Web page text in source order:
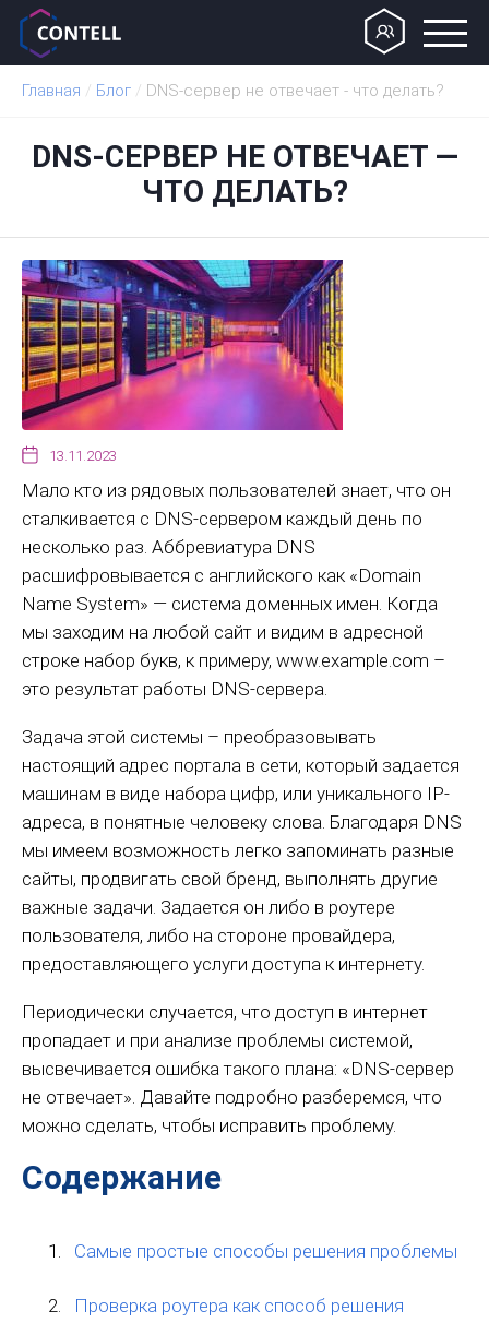
Главная / Блог / DNS-сервер не отвечает - что делать?
DNS-СЕРВЕР НЕ ОТВЕЧАЕТ —
ЧТО ДЕЛАТЬ?
13.11.2023
Мало кто из рядовых пользователей знает, что он
сталкивается с DNS-сервером каждый день по
несколько раз. Аббревиатура DNS
расшифровывается с английского как «Domain
Name System» — система доменных имен. Когда
мы заходим на любой сайт и видим в адресной
строке набор букв, к примеру, www.example.com –
это результат работы DNS-сервера.
Задача этой системы – преобразовывать
настоящий адрес портала в сети, который задается
машинам в виде набора цифр, или уникального IP-
адреса, в понятные человеку слова. Благодаря DNS
мы имеем возможность легко запоминать разные
сайты, продвигать свой бренд, выполнять другие
важные задачи. Задается он либо в роутере
пользователя, либо на стороне провайдера,
предоставляющего услуги доступа к интернету.
Периодически случается, что доступ в интернет
пропадает и при анализе проблемы системой,
высвечивается ошибка такого плана: «DNS-сервер
не отвечает». Давайте подробно разберемся, что
можно сделать, чтобы исправить проблему.
Содержание
Самые простые способы решения проблемы
Проверка роутера как способ решения